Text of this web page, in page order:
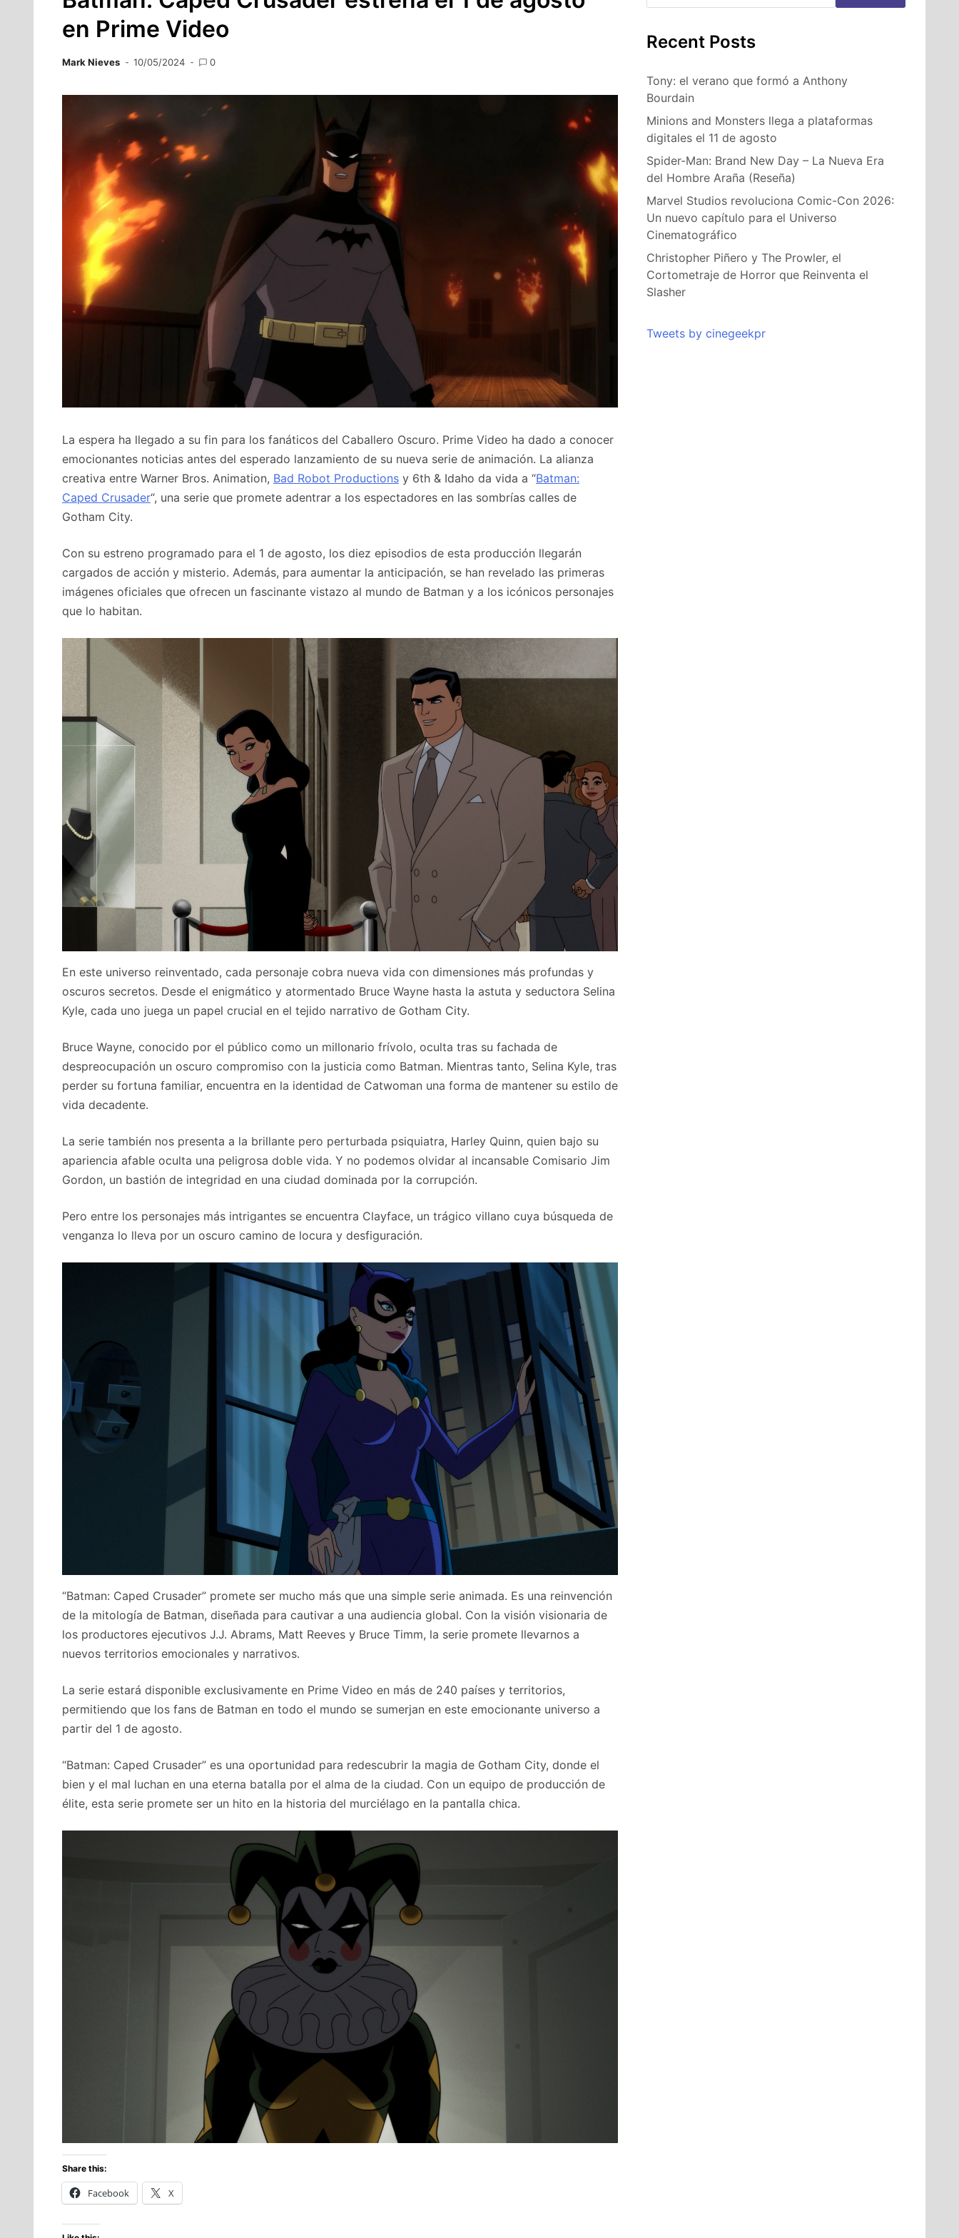
en Prime Video
Mark Nieves 10/05/2024 0
La espera ha llegado a su fin para los fanáticos del Caballero Oscuro. Prime Video ha dado a conocer
emocionantes noticias antes del esperado lanzamiento de su nueva serie de animación. La alianza
creativa entre Warner Bros. Animation, Bad Robot Productions y 6th & Idaho da vida a “Batman:
Caped Crusader“, una serie que promete adentrar a los espectadores en las sombrías calles de
Gotham City.
Con su estreno programado para el 1 de agosto, los diez episodios de esta producción llegarán
cargados de acción y misterio. Además, para aumentar la anticipación, se han revelado las primeras
imágenes oficiales que ofrecen un fascinante vistazo al mundo de Batman y a los icónicos personajes
que lo habitan.
En este universo reinventado, cada personaje cobra nueva vida con dimensiones más profundas y
oscuros secretos. Desde el enigmático y atormentado Bruce Wayne hasta la astuta y seductora Selina
Kyle, cada uno juega un papel crucial en el tejido narrativo de Gotham City.
Bruce Wayne, conocido por el público como un millonario frívolo, oculta tras su fachada de
despreocupación un oscuro compromiso con la justicia como Batman. Mientras tanto, Selina Kyle, tras
perder su fortuna familiar, encuentra en la identidad de Catwoman una forma de mantener su estilo de
vida decadente.
La serie también nos presenta a la brillante pero perturbada psiquiatra, Harley Quinn, quien bajo su
apariencia afable oculta una peligrosa doble vida. Y no podemos olvidar al incansable Comisario Jim
Gordon, un bastión de integridad en una ciudad dominada por la corrupción.
Pero entre los personajes más intrigantes se encuentra Clayface, un trágico villano cuya búsqueda de
venganza lo lleva por un oscuro camino de locura y desfiguración.
“Batman: Caped Crusader” promete ser mucho más que una simple serie animada. Es una reinvención
de la mitología de Batman, diseñada para cautivar a una audiencia global. Con la visión visionaria de
los productores ejecutivos J.J. Abrams, Matt Reeves y Bruce Timm, la serie promete llevarnos a
nuevos territorios emocionales y narrativos.
La serie estará disponible exclusivamente en Prime Video en más de 240 países y territorios,
permitiendo que los fans de Batman en todo el mundo se sumerjan en este emocionante universo a
partir del 1 de agosto.
“Batman: Caped Crusader” es una oportunidad para redescubrir la magia de Gotham City, donde el
bien y el mal luchan en una eterna batalla por el alma de la ciudad. Con un equipo de producción de
élite, esta serie promete ser un hito en la historia del murciélago en la pantalla chica.
Share this:
Facebook X
Recent Posts
Tony: el verano que formó a Anthony
Bourdain
Minions and Monsters llega a plataformas
digitales el 11 de agosto
Spider-Man: Brand New Day – La Nueva Era
del Hombre Araña (Reseña)
Marvel Studios revoluciona Comic-Con 2026:
Un nuevo capítulo para el Universo
Cinematográfico
Christopher Piñero y The Prowler, el
Cortometraje de Horror que Reinventa el
Slasher
Tweets by cinegeekpr